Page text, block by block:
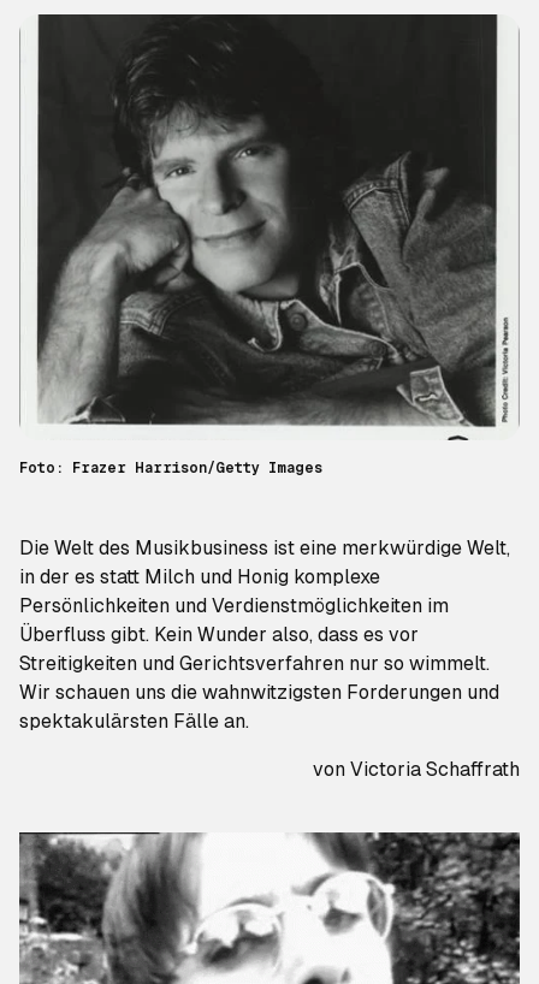
Foto: Frazer Harrison/Getty Images
Die Welt des Musikbusiness ist eine merkwürdige Welt,
in der es statt Milch und Honig komplexe
Persönlichkeiten und Verdienstmöglichkeiten im
Überfluss gibt. Kein Wunder also, dass es vor
Streitigkeiten und Gerichtsverfahren nur so wimmelt.
Wir schauen uns die wahnwitzigsten Forderungen und
spektakulärsten Fälle an.
von Victoria Schaffrath